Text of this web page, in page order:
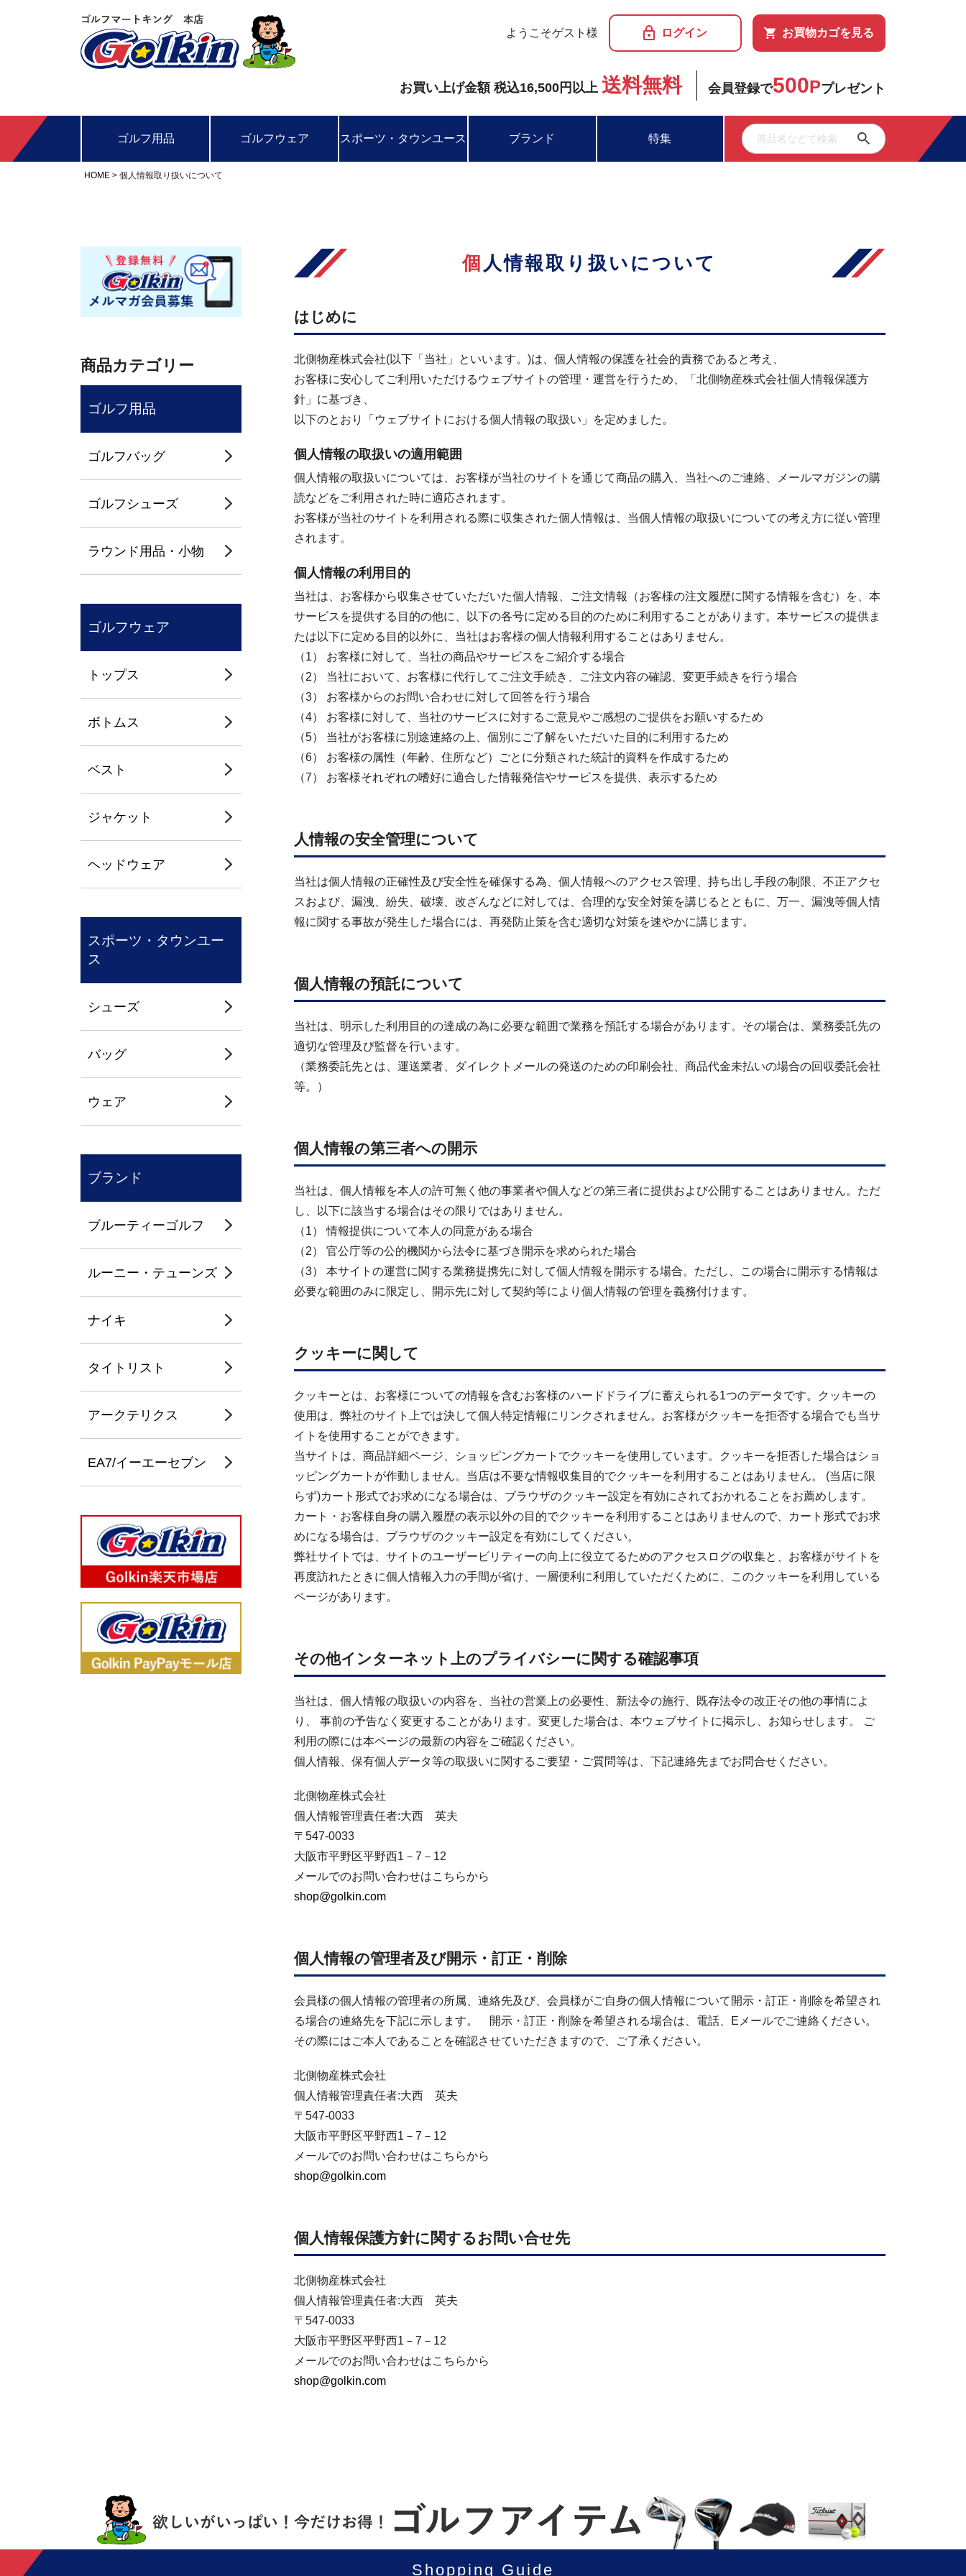
ようこそゲスト様 ログイン お買物カゴを見る
お買い上げ金額 税込16,500円以上 送料無料 会員登録で500Pプレゼント
ゴルフ用品 ゴルフウェア スポーツ・タウンユース ブランド 特集
HOME 個人情報取り扱いについて
商品カテゴリー
ゴルフ用品
ゴルフバッグ
ゴルフシューズ
ラウンド用品・小物
ゴルフウェア
トップス
ボトムス
ベスト
ジャケット
ヘッドウェア
スポーツ・タウンユー
ス
シューズ
バッグ
ウェア
ブランド
ブルーティーゴルフ
ルーニー・テューンズ
ナイキ
タイトリスト
アークテリクス
EA7/イーエーセブン
個人情報取り扱いについて
はじめに
北側物産株式会社(以下「当社」といいます。)は、個人情報の保護を社会的責務であると考え、
お客様に安心してご利用いただけるウェブサイトの管理・運営を行うため、「北側物産株式会社個人情報保護方
針」に基づき、
以下のとおり「ウェブサイトにおける個人情報の取扱い」を定めました。
個人情報の取扱いの適用範囲
個人情報の取扱いについては、お客様が当社のサイトを通じて商品の購入、当社へのご連絡、メールマガジンの購
読などをご利用された時に適応されます。
お客様が当社のサイトを利用される際に収集された個人情報は、当個人情報の取扱いについての考え方に従い管理
されます。
個人情報の利用目的
当社は、お客様から収集させていただいた個人情報、ご注文情報（お客様の注文履歴に関する情報を含む）を、本
サービスを提供する目的の他に、以下の各号に定める目的のために利用することがあります。本サービスの提供ま
たは以下に定める目的以外に、当社はお客様の個人情報利用することはありません。
（1） お客様に対して、当社の商品やサービスをご紹介する場合
（2） 当社において、お客様に代行してご注文手続き、ご注文内容の確認、変更手続きを行う場合
（3） お客様からのお問い合わせに対して回答を行う場合
（4） お客様に対して、当社のサービスに対するご意見やご感想のご提供をお願いするため
（5） 当社がお客様に別途連絡の上、個別にご了解をいただいた目的に利用するため
（6） お客様の属性（年齢、住所など）ごとに分類された統計的資料を作成するため
（7） お客様それぞれの嗜好に適合した情報発信やサービスを提供、表示するため
人情報の安全管理について
当社は個人情報の正確性及び安全性を確保する為、個人情報へのアクセス管理、持ち出し手段の制限、不正アクセ
スおよび、漏洩、紛失、破壊、改ざんなどに対しては、合理的な安全対策を講じるとともに、万一、漏洩等個人情
報に関する事故が発生した場合には、再発防止策を含む適切な対策を速やかに講じます。
個人情報の預託について
当社は、明示した利用目的の達成の為に必要な範囲で業務を預託する場合があります。その場合は、業務委託先の
適切な管理及び監督を行います。
（業務委託先とは、運送業者、ダイレクトメールの発送のための印刷会社、商品代金未払いの場合の回収委託会社
等。）
個人情報の第三者への開示
当社は、個人情報を本人の許可無く他の事業者や個人などの第三者に提供および公開することはありません。ただ
し、以下に該当する場合はその限りではありません。
（1） 情報提供について本人の同意がある場合
（2） 官公庁等の公的機関から法令に基づき開示を求められた場合
（3） 本サイトの運営に関する業務提携先に対して個人情報を開示する場合。ただし、この場合に開示する情報は
必要な範囲のみに限定し、開示先に対して契約等により個人情報の管理を義務付けます。
クッキーに関して
クッキーとは、お客様についての情報を含むお客様のハードドライブに蓄えられる1つのデータです。クッキーの
使用は、弊社のサイト上では決して個人特定情報にリンクされません。お客様がクッキーを拒否する場合でも当サ
イトを使用することができます。
当サイトは、商品詳細ページ、ショッピングカートでクッキーを使用しています。クッキーを拒否した場合はショ
ッピングカートが作動しません。当店は不要な情報収集目的でクッキーを利用することはありません。 (当店に限
らず)カート形式でお求めになる場合は、ブラウザのクッキー設定を有効にされておかれることをお薦めします。
カート・お客様自身の購入履歴の表示以外の目的でクッキーを利用することはありませんので、カート形式でお求
めになる場合は、ブラウザのクッキー設定を有効にしてください。
弊社サイトでは、サイトのユーザービリティーの向上に役立てるためのアクセスログの収集と、お客様がサイトを
再度訪れたときに個人情報入力の手間が省け、一層便利に利用していただくために、このクッキーを利用している
ページがあります。
その他インターネット上のプライバシーに関する確認事項
当社は、個人情報の取扱いの内容を、当社の営業上の必要性、新法令の施行、既存法令の改正その他の事情によ
り、 事前の予告なく変更することがあります。変更した場合は、本ウェブサイトに掲示し、お知らせします。 ご
利用の際には本ページの最新の内容をご確認ください。
個人情報、保有個人データ等の取扱いに関するご要望・ご質問等は、下記連絡先までお問合せください。
北側物産株式会社
個人情報管理責任者:大西 英夫
〒547-0033
大阪市平野区平野西1－7－12
メールでのお問い合わせはこちらから
shop@golkin.com
個人情報の管理者及び開示・訂正・削除
会員様の個人情報の管理者の所属、連絡先及び、会員様がご自身の個人情報について開示・訂正・削除を希望され
る場合の連絡先を下記に示します。 開示・訂正・削除を希望される場合は、電話、Eメールでご連絡ください。
その際にはご本人であることを確認させていただきますので、ご了承ください。
北側物産株式会社
個人情報管理責任者:大西 英夫
〒547-0033
大阪市平野区平野西1－7－12
メールでのお問い合わせはこちらから
shop@golkin.com
個人情報保護方針に関するお問い合せ先
北側物産株式会社
個人情報管理責任者:大西 英夫
〒547-0033
大阪市平野区平野西1－7－12
メールでのお問い合わせはこちらから
shop@golkin.com
Shopping Guide